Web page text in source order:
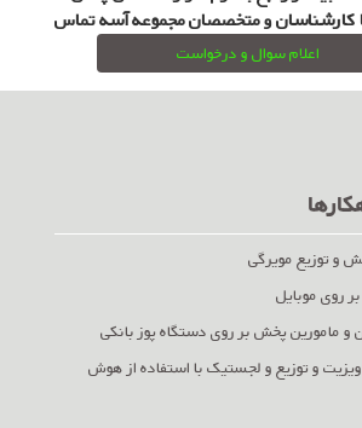
کارشناسان و متخصصان مجموعه آسه تماس
اعلام سوال و درخواست
و توزیع مویرگی
روی موبایل
و مامورین پخش بر روی دستگاه پوز بانکی
و توزیع و لجستیک با استفاده از هوش